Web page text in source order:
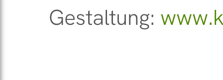
Gestaltung: